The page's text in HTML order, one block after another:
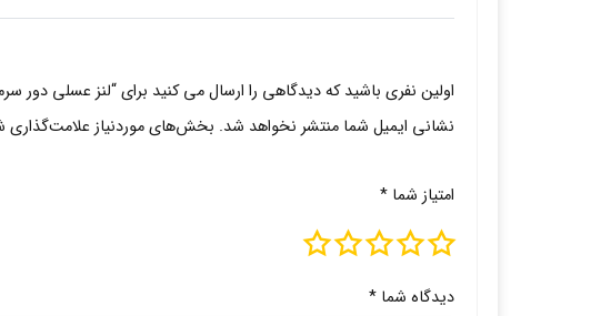
اولین نفری باشید که دیدگاهی را ارسال می کنید برای “لنز عسلی دور
نشانی ایمیل شما منتشر نخواهد شد. بخش‌های موردنیاز علامت‌گذاری
امتیاز شما *
دیدگاه شما *